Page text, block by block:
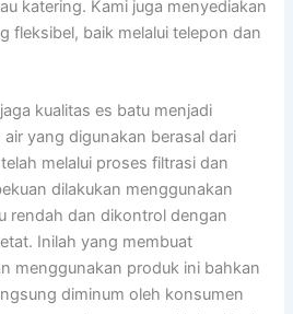
katering. Kami juga menyediakan
fleksibel, baik melalui telepon dan
kualitas es batu menjadi
yang digunakan berasal dari
melalui proses filtrasi dan
dilakukan menggunakan
rendah dan dikontrol dengan
Inilah yang membuat
menggunakan produk ini bahkan
diminum oleh konsumen